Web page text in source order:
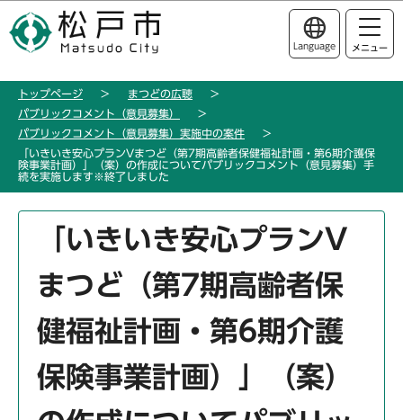
の
ー
で
このページの本文へ移動
Language メニュー
トップページ
まつどの広聴
パブリックコメント（意見募集）
パブリックコメント（意見募集）実施中の案件
「いきいき安心プランVまつど（第7期高齢者保健福祉計画・第6期介護保
険事業計画）」（案）の作成についてパブリックコメント（意見募集）手
続を実施します※終了しました
「いきいき安心プランV
まつど（第7期高齢者保
健福祉計画・第6期介護
保険事業計画）」（案）